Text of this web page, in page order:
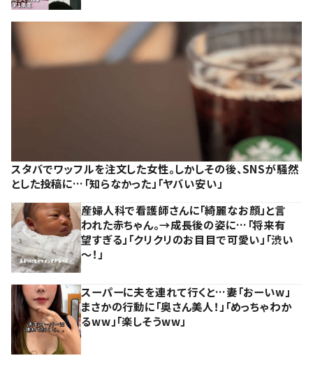
スタバでワッフルを注文した女性。しかしその後、SNSが騒然
とした投稿に…「知らなかった」「ヤバい安い」
産婦人科で看護師さんに「綺麗なお顔」と言
われた赤ちゃん。→成長後の姿に…「将来有
望すぎる」「クリクリのお目目で可愛い」「渋い
～！」
スーパーに夫を連れて行くと…妻「おーいw」
まさかの行動に「奥さん美人！」「めっちゃわか
るww」「楽しそうww」